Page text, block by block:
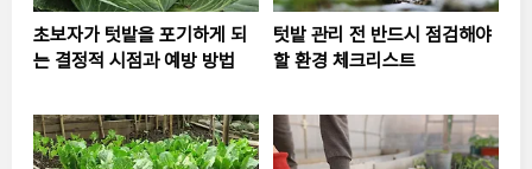
초보자가 텃밭을 포기하게 되
는 결정적 시점과 예방 방법
텃밭 관리 전 반드시 점검해야
할 환경 체크리스트